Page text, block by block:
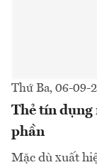
Thứ Ba, 06-09-
Thẻ tín dụng
phần
Mặc dù xuất